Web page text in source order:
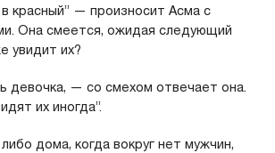
красный” — произносит Асма с
Она смеется, ожидая следующий
увидит их?
девочка, — со смехом отвечает она.
их иногда”.
дома, когда вокруг нет мужчин,